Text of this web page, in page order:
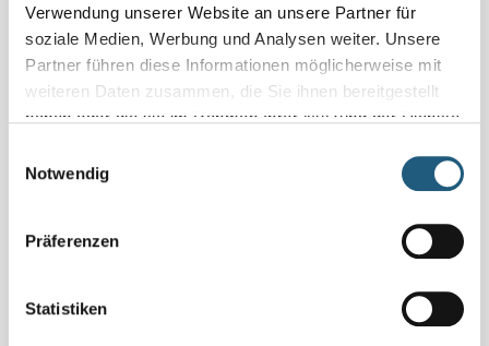
Verwendung unserer Website an unsere Partner für
soziale Medien, Werbung und Analysen weiter. Unsere
Partner führen diese Informationen möglicherweise mit
weiteren Daten zusammen, die Sie ihnen bereitgestellt
haben oder die sie im Rahmen Ihrer Nutzung der Dienste
Notwendig
Präferenzen
Statistiken
Ohne Anmeldung! Kommen Sie einfach dazu!
Veranstalter*in
Naturpark-Verwaltung,
Tel.: 0361 573925090,